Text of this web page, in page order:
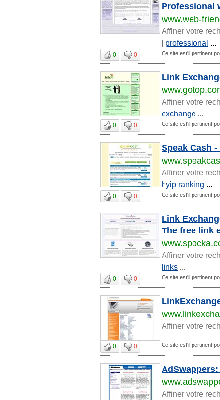
Professional
www.web-
Affiner votre
| professional ...
0 0 Ce site est'il pertinent
Link
Affiner votre
exchange ...
0 0 Ce site est'il pertinent
Speak Cash
Affiner votre
hyip ranking ...
0 0 Ce site est'il pertinent
Link
The free link
Affiner votre
links ...
0 0 Ce site est'il pertinent
Affiner votre
0 0 Ce site est'il pertinent
AdSwappers:
Affiner votre